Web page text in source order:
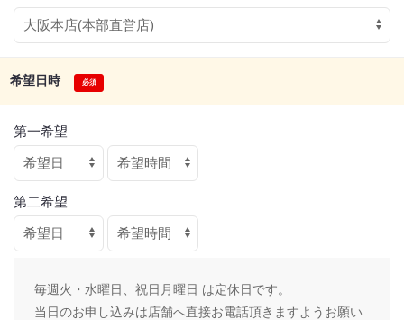
希望日時
第一希望
第二希望
毎週火・水曜日、祝日月曜日 は定休日です。
当日のお申し込みは店舗へ直接お電話頂きますようお願い